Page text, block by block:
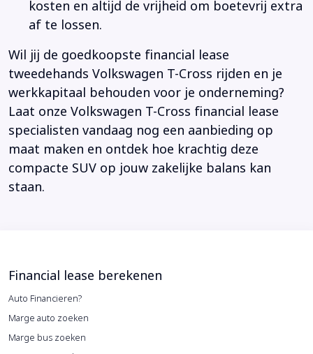
kosten en altijd de vrijheid om boetevrij extra
af te lossen.
Wil jij de goedkoopste financial lease
tweedehands Volkswagen T-Cross rijden en je
werkkapitaal behouden voor je onderneming?
Laat onze Volkswagen T-Cross financial lease
specialisten vandaag nog een aanbieding op
maat maken en ontdek hoe krachtig deze
compacte SUV op jouw zakelijke balans kan
staan.
Financial lease berekenen
Auto Financieren?
Marge auto zoeken
Marge bus zoeken